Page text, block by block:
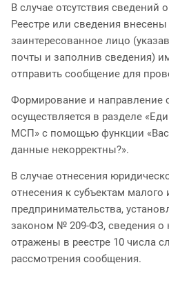
В случае отсутствия
Реестре или сведения
заинтересованное лицо
почты и заполнив сведения)
отправить сообщение для
Формирование и направление
осуществляется в разделе
МСП» с помощью функции «Вас
данные некорректны?».
В случае отнесения
отнесения к субъектам малого
предпринимательства,
законом № 209-ФЗ, сведения о
отражены в реестре 10 числа
рассмотрения сообщения.